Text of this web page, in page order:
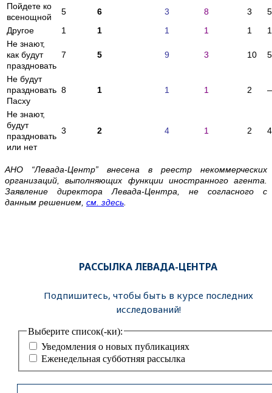
Пойдете ко
всенощной
5 6 3 8 3
5
Другое
1 1 1 1 1
1
Не знают,
как будут
праздновать
7 5 9 3 10 5
Не будут
праздновать
Пасху
8 1 1 1 2
Не знают,
будут
праздновать
или нет
3 2 4 1 2 4
АНО “Левада-Центр” внесена в реестр некоммерческих
организаций, выполняющих функции иностранного агента.
Заявление директора Левада-Центра, не согласного с
данным решением, см. здесь
РАССЫЛКА ЛЕВАДА-ЦЕНТРА
Подпишитесь, чтобы быть в курсе последних
исследований!
Выберите список(-ки):
Уведомления о новых публикациях
Еженедельная субботняя рассылка